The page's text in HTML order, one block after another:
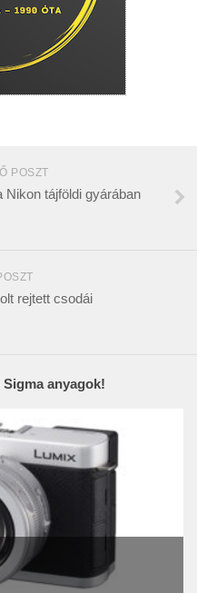
POSZT
Nikon tájföldi gyárában
rejtett csodái
anyagok!